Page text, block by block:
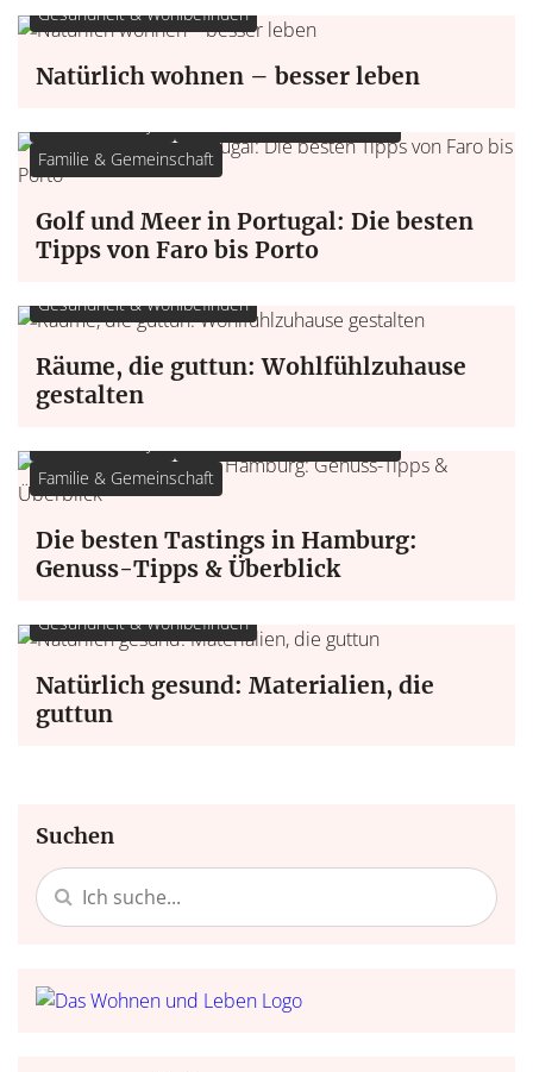
Gesundheit & Wohlbefinden
Natürlich wohnen – besser leben
Familie & Gemeinschaft
Golf und Meer in Portugal: Die besten
Tipps von Faro bis Porto
Gesundheit & Wohlbefinden
Räume, die guttun: Wohlfühlzuhause
gestalten
Familie & Gemeinschaft
Die besten Tastings in Hamburg:
Genuss-Tipps & Überblick
Gesundheit & Wohlbefinden
Natürlich gesund: Materialien, die
guttun
Suchen